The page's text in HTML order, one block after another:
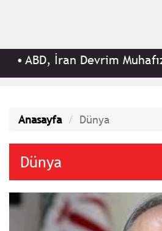
Devrim Muhafızları ile
Anasayfa Dünya
Dünya